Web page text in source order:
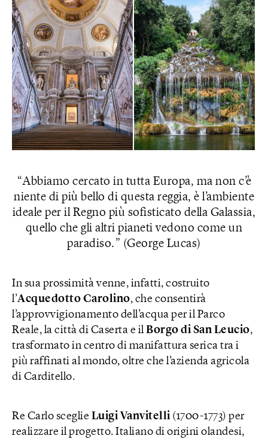
Abbiamo cercato in tutta Europa, ma non c’è
niente di più bello di questa reggia, è l’ambiente
ideale per il Regno più sofisticato della Galassia,
quello che gli altri pianeti vedono come un
paradiso.
(George Lucas)
In sua prossimità venne, infatti, costruito
l’Acquedotto Carolino, che consentirà
l’approvvigionamento dell’acqua per il Parco
Reale, la città di Caserta e il Borgo di San Leucio,
trasformato in centro di manifattura serica tra i
più raffinati al mondo, oltre che l’azienda agricola
di Carditello.
Re Carlo sceglie Luigi Vanvitelli (1700-1773) per
realizzare il progetto. Italiano di origini olandesi,